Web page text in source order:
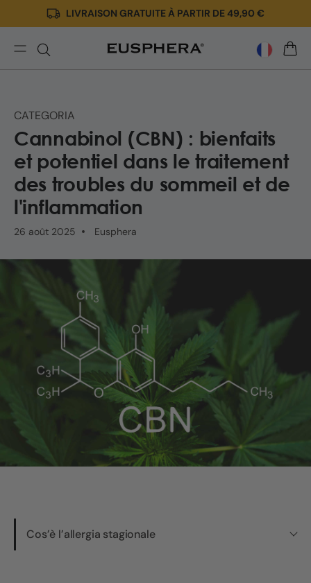
Ignorer
et passer
au
contenu
LIVRAISON GRATUITE À PARTIR DE 49,90 €
applications
thérapeutiques
CATEGORIA
Cannabinol (CBN) : bienfaits
et potentiel dans le traitement
des troubles du sommeil et de
l'inflammation
26 août 2025 Eusphera
Cos’è l’allergia stagionale